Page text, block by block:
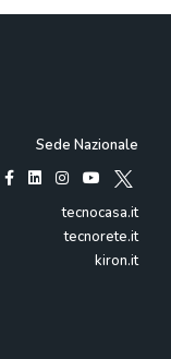
Sede Nazionale
tecnocasa.it
tecnorete.it
kiron.it